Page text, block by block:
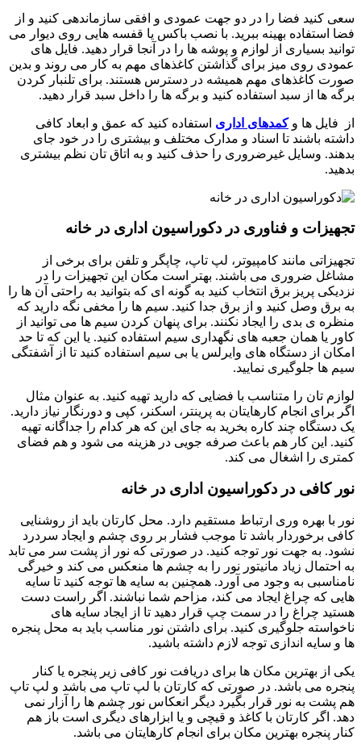
سعی کنید فضا را در دو جهت عمودی و افقی سازماندهی کنید و از
فضا استفاده بهینه ببرید. با نصب باکس یا قفسه هایی روی دیوار می
توانید بسیاری از لوازم و پوشه ها را در آنجا قرار دهید. فایل های
عمودی روی میز برای گذاشتن کاغذهای مهم به کار می روند و بدین
صورت کاغذهای مهم همیشه در دسترس هستند. برای تلنبار کردن
برگه ها از سبد استفاده کنید و برگه ها را داخل سبد قرار دهید.
از فایل ها وکمدهای اداری استفاده کنید که عمق و ابعاد کافی
داشته باشند تا اسناد و مدارک مختلف و بیشتری را در خود جای
بدهند. وسایل غیرضروری را حذف کنید و به اتاق تان نظم بیشتری
بدهید.
تجهیزات و فناوری در دکوراسیون اداری در خانه
تجهیزاتی مانند کامپیوتر، لپ تاپ، چاپگر و تلفن برای برخی از
مشاغل ضروری می باشند. بهتر است مکان این تجهیزات را در
نزدیکی پریز برق انتخاب کنید به گونه ای که بتوانید به راحتی آن ها را
به برق وصل کنید و از برق جدا کنید. سیم ها را مخفی نگه دارید که
منظره ی بدی را ایجاد نکنند. برای پنهان کردن سیم ها می توانید از
کاور یا همان جعبه های نگهداری سیم استفاده کنید. یا این که تا حد
امکان از دستگاه های وایرلس یا بی سیم استفاده کنید تا از آشفتگی
سیم ها جلوگیری نمایید.
لوازم تان را متناسب با فضایی که دارید تهیه کنید. به عنوان مثال
اگر برای انجام کارهایتان به پرینتر، اسکنر، کپی و دورنگار نیاز دارید.
یک دستگاه چند کاره بخرید به جای این که هر کدام را جداگانه تهیه
کنید. این کار هم باعث صرفه جویی در هزینه می شود و هم فضای
کمتری را اشغال می کند.
نور کافی در دکوراسیون اداری در خانه
نور با بهره وری ارتباط مستقیم دارد. محل کارتان باید از روشنایی
کافی برخوردار باشد تا موجب فشار بر روی چشم و ایجاد سردرد
نشود. به جهت نور توجه کنید. در صورتی که نور از پشت سر می تابد
به احتمال زیاد مانیتور نور را به چشم ها منعکس می کند و خیرگی
نامناسبی به وجود می آورد. همچنین به سایه ها توجه کنید تا سایه
هایی که چراغ ایجاد می کند، مزاحم شما نباشند. اگر راست دست
هستید چراغ را در سمت چپ قرار دهید تا از ایجاد سایه های
ناخواسته جلوگیری کنید. برای داشتن نور مناسب باید به محل پنجره
ها و سایه اندازی توجه لازم داشته باشید.
یکی از بهترین مکان ها برای دریافت نور کافی زیر پنجره یا کنار
پنجره می باشد. در صورتی که کارتان با لپ تاپ می باشد و لپ تاپ
هم پشت به نور قرار بگیرد دیگر انعکاس نور چشم ها را آزار نمی
دهد. اگر کارتان با کاغذ و قیچی و یا ابزارهای دیگری است باز هم
کنار پنجره بهترین مکان برای انجام کارهایتان می باشد.